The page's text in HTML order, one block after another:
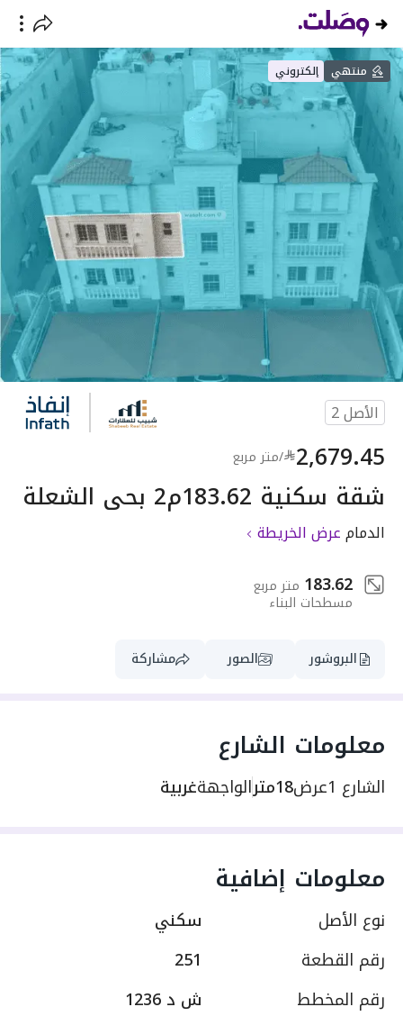
منتهي إلكتروني
الأصل2
2,679.45
/متر مربع
شقة سكنية 183.62م2 بحي الشعلة
الدمامعرض الخريطة
183.62 متر مربع
مسطحات البناء
البروشور الصور مشاركة
معلومات الشارع
الشارع 1 عرض18متر الواجهةغربية
معلومات إضافية
نوع الأصل
سكني
رقم القطعة
251
رقم المخطط
ش د 1236